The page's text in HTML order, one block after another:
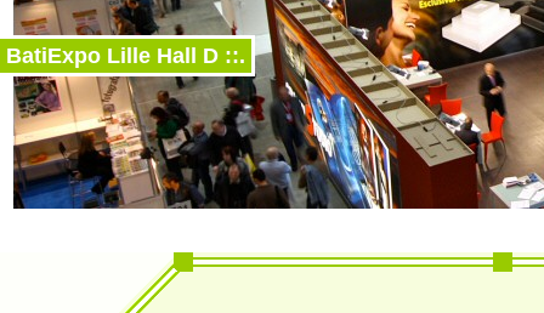
BatiExpo Lille Hall D ::.